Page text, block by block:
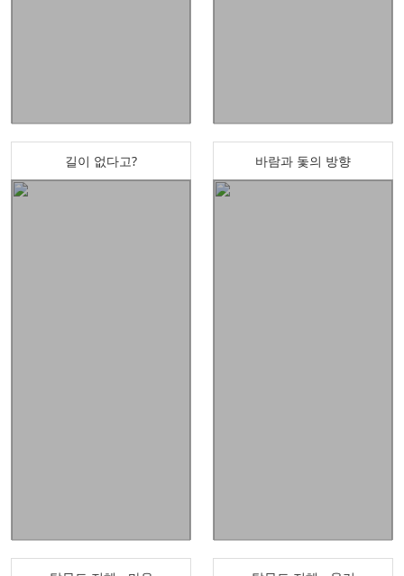
길이 없다고? 바람과 돛의 방향